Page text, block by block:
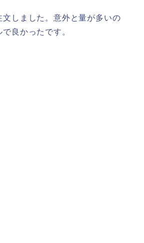
しました。意外と量が多いの
良かったです。